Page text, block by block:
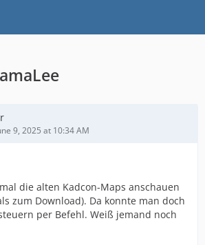
9, 2025 at 10:34 AM
die alten Kadcon-Maps anschauen
zum Download). Da konnte man doch
per Befehl. Weiß jemand noch